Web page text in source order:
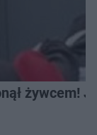
żywcem!